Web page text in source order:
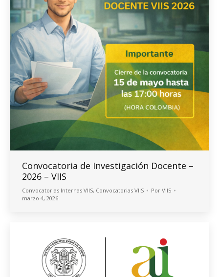
Convocatoria de Investigación Docente –
2026 – VIIS
Convocatorias Internas VIIS, Convocatorias VIIS Por VIIS
marzo 4, 2026